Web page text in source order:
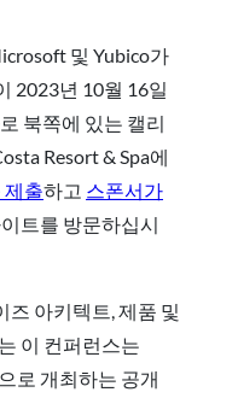
및 Yubico가
2023년 10월 16일
북쪽에 있는 캘리
Resort & Spa에
제출하고 스폰서가
트를 방문하십시
즈 아키텍트, 제품 및
이 컨퍼런스는
로 개최하는 공개